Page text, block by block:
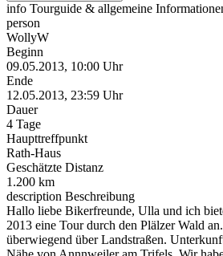
info Tourguide & allgemeine
person
WollyW
Beginn
09.05.2013, 10:00 Uhr
Ende
12.05.2013, 23:59 Uhr
Dauer
4 Tage
Haupttreffpunkt
Rath-Haus
Geschätzte Distanz
1.200 km
description Beschreibung
Hallo liebe Bikerfreunde, Ulla und ich
2013 eine Tour durch den Plälzer Wald
überwiegend über Landstraßen.